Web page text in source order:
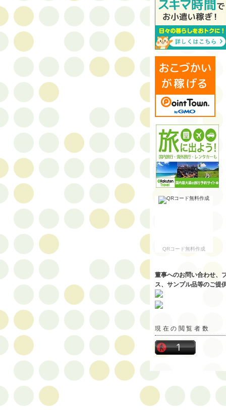
QRコード無料作成
董事へのお問い合わせ、
ス、サンプル品等のご提
現在の閲覧者数